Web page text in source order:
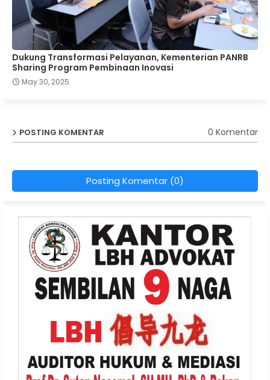
Dukung Transformasi Pelayanan, Kementerian PANRB
Sharing Program Pembinaan Inovasi
May 30, 2025
POSTING KOMENTAR 0 Komentar
Posting Komentar (0)